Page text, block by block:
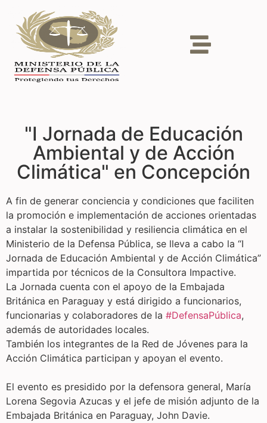
"I Jornada de Educación
Ambiental y de Acción
Climática" en Concepción
A fin de generar conciencia y condiciones que faciliten
la promoción e implementación de acciones orientadas
a instalar la sostenibilidad y resiliencia climática en el
Ministerio de la Defensa Pública, se lleva a cabo la “I
Jornada de Educación Ambiental y de Acción Climática”
impartida por técnicos de la Consultora Impactive.
La Jornada cuenta con el apoyo de la Embajada
Británica en Paraguay y está dirigido a funcionarios,
funcionarias y colaboradores de la #DefensaPública,
además de autoridades locales.
También los integrantes de la Red de Jóvenes para la
Acción Climática participan y apoyan el evento.
El evento es presidido por la defensora general, María
Lorena Segovia Azucas y el jefe de misión adjunto de la
Embajada Británica en Paraguay, John Davie.